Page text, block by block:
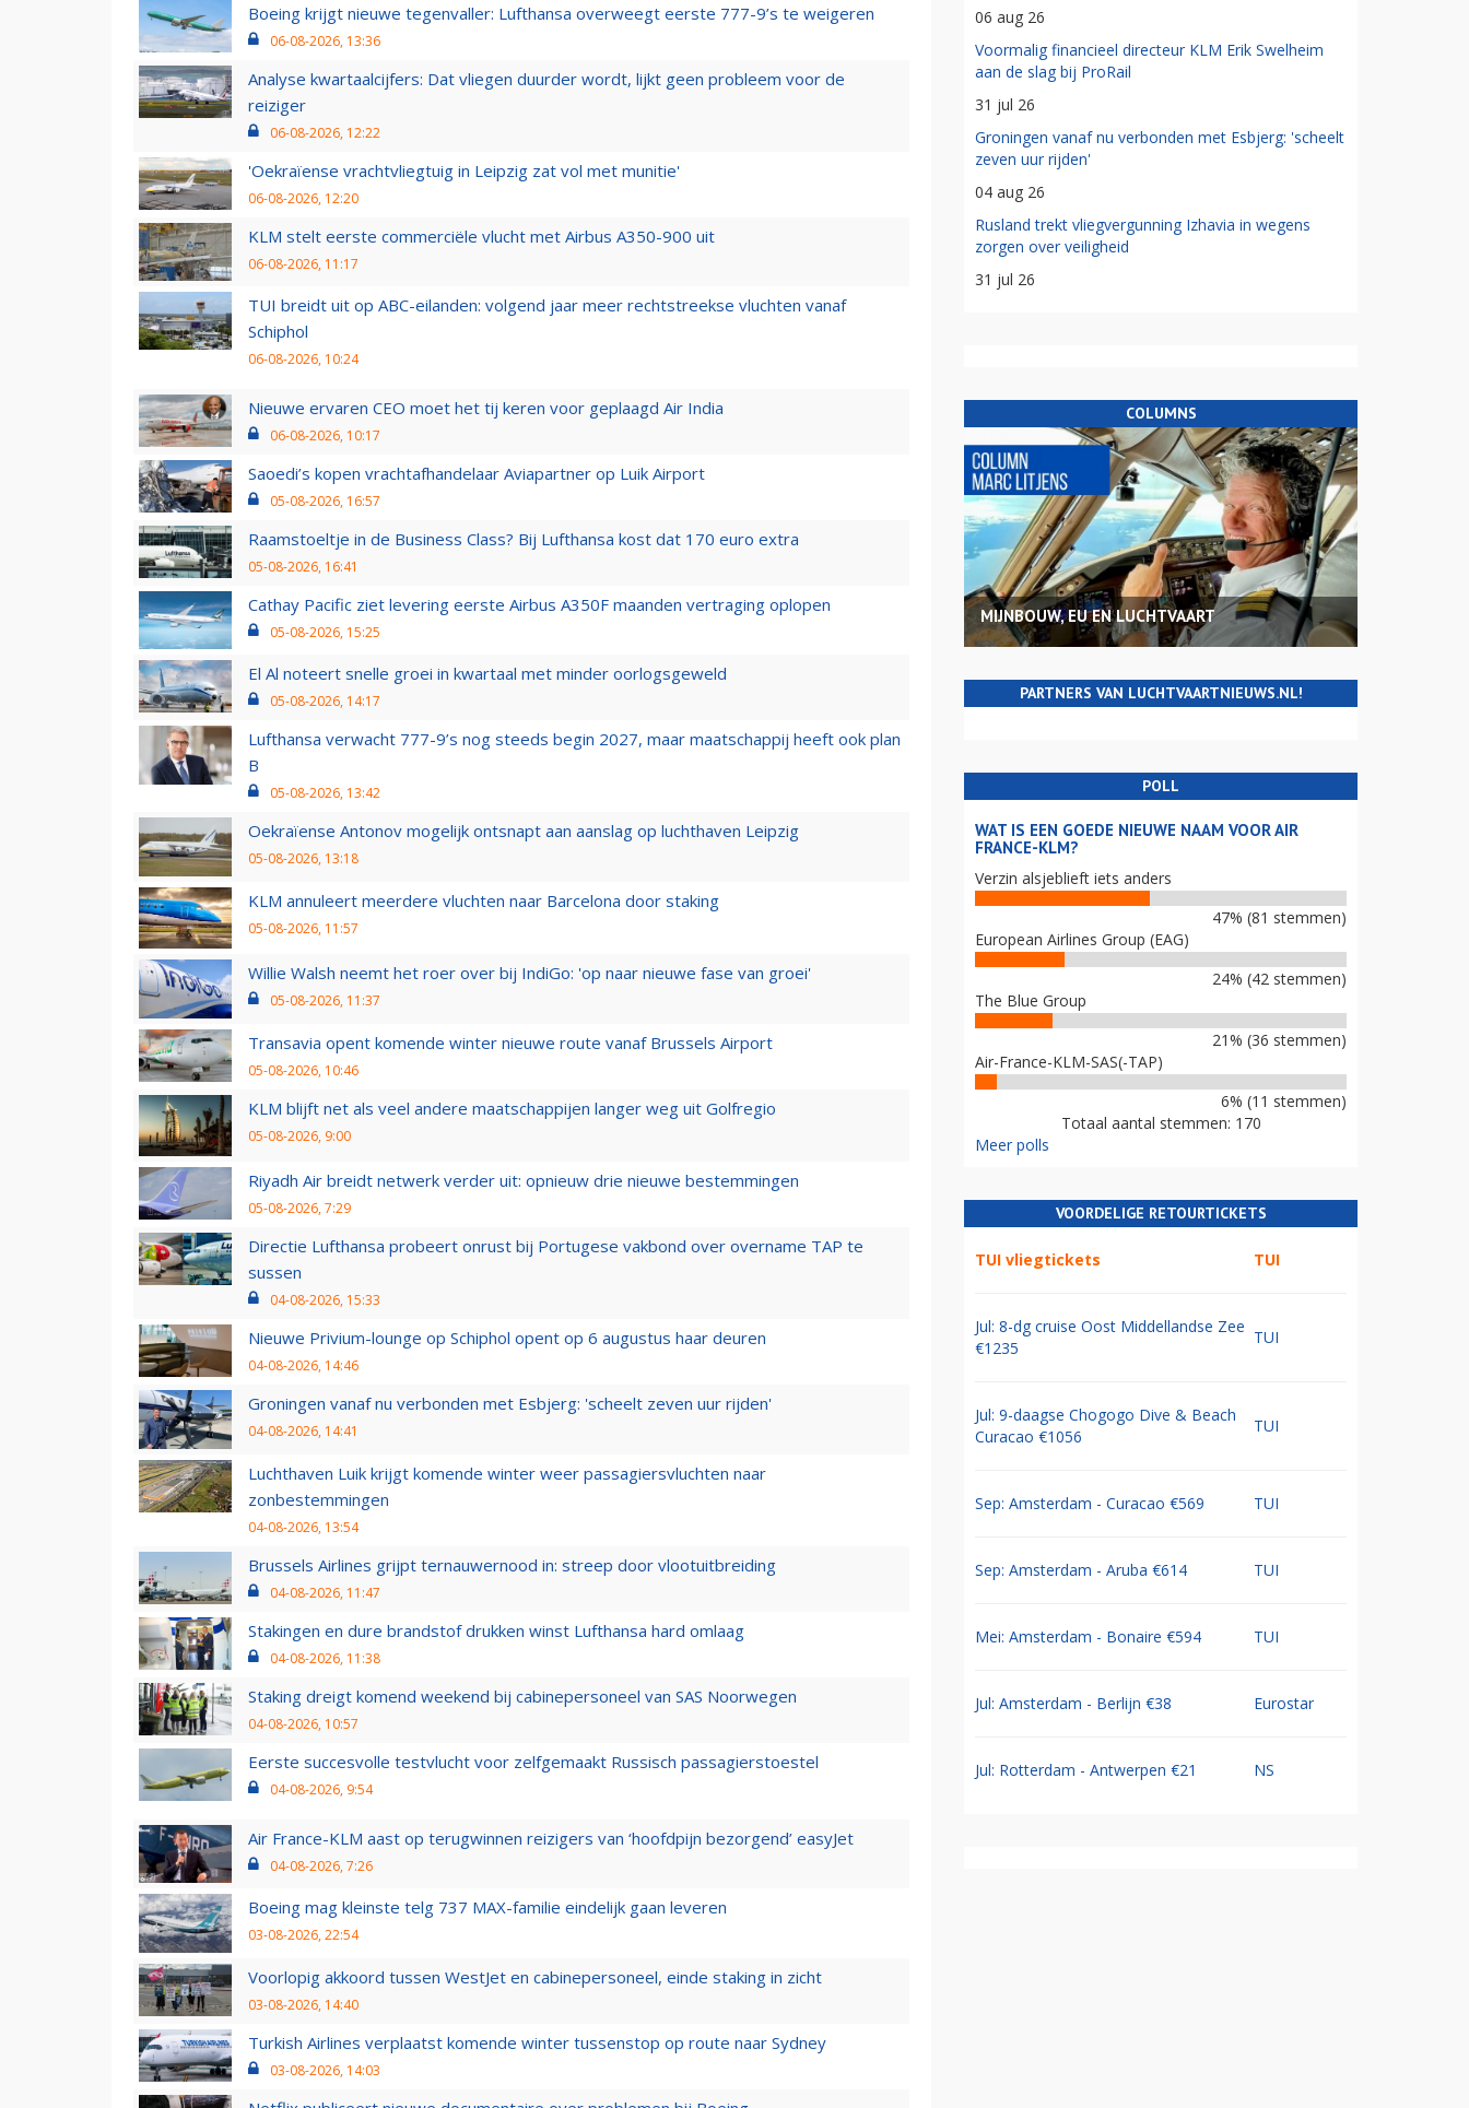
Boeing krijgt nieuwe tegenvaller: Lufthansa overweegt eerste 777-9’s te weigeren
06-08-2026, 13:36
Analyse kwartaalcijfers: Dat vliegen duurder wordt, lijkt geen probleem voor de
reiziger
06-08-2026, 12:22
'Oekraïense vrachtvliegtuig in Leipzig zat vol met munitie'
06-08-2026, 12:20
KLM stelt eerste commerciële vlucht met Airbus A350-900 uit
06-08-2026, 11:17
TUI breidt uit op ABC-eilanden: volgend jaar meer rechtstreekse vluchten vanaf
Schiphol
06-08-2026, 10:24
Nieuwe ervaren CEO moet het tij keren voor geplaagd Air India
06-08-2026, 10:17
Saoedi’s kopen vrachtafhandelaar Aviapartner op Luik Airport
05-08-2026, 16:57
Raamstoeltje in de Business Class? Bij Lufthansa kost dat 170 euro extra
05-08-2026, 16:41
Cathay Pacific ziet levering eerste Airbus A350F maanden vertraging oplopen
05-08-2026, 15:25
El Al noteert snelle groei in kwartaal met minder oorlogsgeweld
05-08-2026, 14:17
Lufthansa verwacht 777-9’s nog steeds begin 2027, maar maatschappij heeft ook plan
B
05-08-2026, 13:42
Oekraïense Antonov mogelijk ontsnapt aan aanslag op luchthaven Leipzig
05-08-2026, 13:18
KLM annuleert meerdere vluchten naar Barcelona door staking
05-08-2026, 11:57
Willie Walsh neemt het roer over bij IndiGo: 'op naar nieuwe fase van groei'
05-08-2026, 11:37
Transavia opent komende winter nieuwe route vanaf Brussels Airport
05-08-2026, 10:46
KLM blijft net als veel andere maatschappijen langer weg uit Golfregio
05-08-2026, 9:00
Riyadh Air breidt netwerk verder uit: opnieuw drie nieuwe bestemmingen
05-08-2026, 7:29
Directie Lufthansa probeert onrust bij Portugese vakbond over overname TAP te
sussen
04-08-2026, 15:33
Nieuwe Privium-lounge op Schiphol opent op 6 augustus haar deuren
04-08-2026, 14:46
Groningen vanaf nu verbonden met Esbjerg: 'scheelt zeven uur rijden'
04-08-2026, 14:41
Luchthaven Luik krijgt komende winter weer passagiersvluchten naar
zonbestemmingen
04-08-2026, 13:54
Brussels Airlines grijpt ternauwernood in: streep door vlootuitbreiding
04-08-2026, 11:47
Stakingen en dure brandstof drukken winst Lufthansa hard omlaag
04-08-2026, 11:38
Staking dreigt komend weekend bij cabinepersoneel van SAS Noorwegen
04-08-2026, 10:57
Eerste succesvolle testvlucht voor zelfgemaakt Russisch passagierstoestel
04-08-2026, 9:54
Air France-KLM aast op terugwinnen reizigers van ‘hoofdpijn bezorgend’ easyJet
04-08-2026, 7:26
Boeing mag kleinste telg 737 MAX-familie eindelijk gaan leveren
03-08-2026, 22:54
Voorlopig akkoord tussen WestJet en cabinepersoneel, einde staking in zicht
03-08-2026, 14:40
Turkish Airlines verplaatst komende winter tussenstop op route naar Sydney
03-08-2026, 14:03
06 aug 26
Voormalig financieel directeur KLM Erik Swelheim
aan de slag bij ProRail
31 jul 26
Groningen vanaf nu verbonden met Esbjerg: 'scheelt
zeven uur rijden'
04 aug 26
Rusland trekt vliegvergunning Izhavia in wegens
zorgen over veiligheid
31 jul 26
COLUMNS
MIJNBOUW, EU EN LUCHTVAART
PARTNERS VAN LUCHTVAARTNIEUWS.NL!
POLL
WAT IS EEN GOEDE NIEUWE NAAM VOOR AIR
FRANCE-KLM?
Verzin alsjeblieft iets anders
47% (81 stemmen)
European Airlines Group (EAG)
24% (42 stemmen)
The Blue Group
21% (36 stemmen)
Air-France-KLM-SAS(-TAP)
6% (11 stemmen)
Totaal aantal stemmen: 170
Meer polls
VOORDELIGE RETOURTICKETS
TUI vliegtickets TUI
Jul: 8-dg cruise Oost Middellandse Zee
€1235
TUI
Jul: 9-daagse Chogogo Dive & Beach
Curacao €1056
TUI
Sep: Amsterdam - Curacao €569 TUI
Sep: Amsterdam - Aruba €614 TUI
Mei: Amsterdam - Bonaire €594 TUI
Jul: Amsterdam - Berlijn €38 Eurostar
Jul: Rotterdam - Antwerpen €21 NS